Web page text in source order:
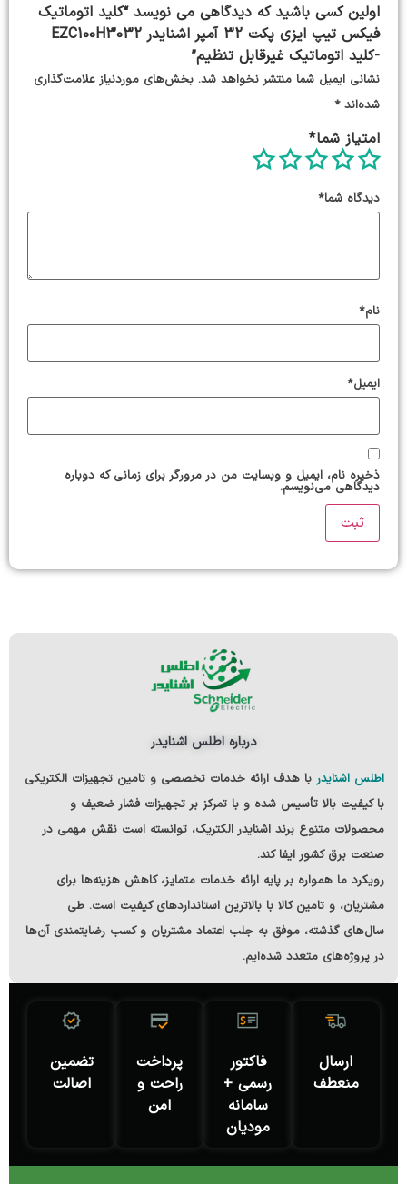
اولین کسی باشید که دیدگاهی می نویسد “کلید اتوماتیک
فیکس تیپ ایزی پکت 32 آمپر اشنایدر EZC100H3032
-کلید اتوماتیک غیرقابل تنظیم”
نشانی ایمیل شما منتشر نخواهد شد. بخش‌های موردنیاز علامت‌گذاری
شده‌اند*
امتیاز شما*
دیدگاه شما*
نام*
ایمیل*
ذخیره نام، ایمیل و وبسایت من در مرورگر برای زمانی که دوباره
دیدگاهی می‌نویسم.
درباره اطلس اشنایدر
اطلس اشنایدر با هدف ارائه خدمات تخصصی و تامین تجهیزات الکتریکی
با کیفیت بالا تأسیس شده و با تمرکز بر تجهیزات فشار ضعیف و
محصولات متنوع برند اشنایدر الکتریک، توانسته است نقش مهمی در
صنعت برق کشور ایفا کند.
رویکرد ما همواره بر پایه ارائه خدمات متمایز، کاهش هزینه‌ها برای
مشتریان، و تامین کالا با بالاترین استانداردهای کیفیت است. طی
سال‌های گذشته، موفق به جلب اعتماد مشتریان و کسب رضایتمندی آن‌ها
در پروژه‌های متعدد شده‌ایم.
ارسال
منعطف
فاکتور
رسمی +
سامانه
مودیان
پرداخت
راحت و
امن
تضمین
اصالت